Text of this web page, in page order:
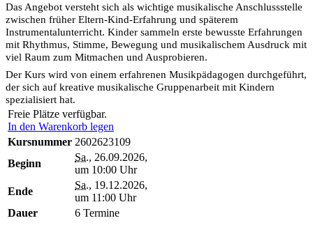
Das Angebot versteht sich als wichtige musikalische Anschlussstelle
zwischen früher Eltern-Kind-Erfahrung und späterem
Instrumentalunterricht. Kinder sammeln erste bewusste Erfahrungen
mit Rhythmus, Stimme, Bewegung und musikalischem Ausdruck mit
viel Raum zum Mitmachen und Ausprobieren.
Der Kurs wird von einem erfahrenen Musikpädagogen durchgeführt,
der sich auf kreative musikalische Gruppenarbeit mit Kindern
spezialisiert hat.
Freie Plätze verfügbar.
In den Warenkorb legen
Kursnummer 2602623109
Beginn
Sa., 26.09.2026,
um 10:00 Uhr
Ende
Sa., 19.12.2026,
um 11:00 Uhr
Dauer
6 Termine